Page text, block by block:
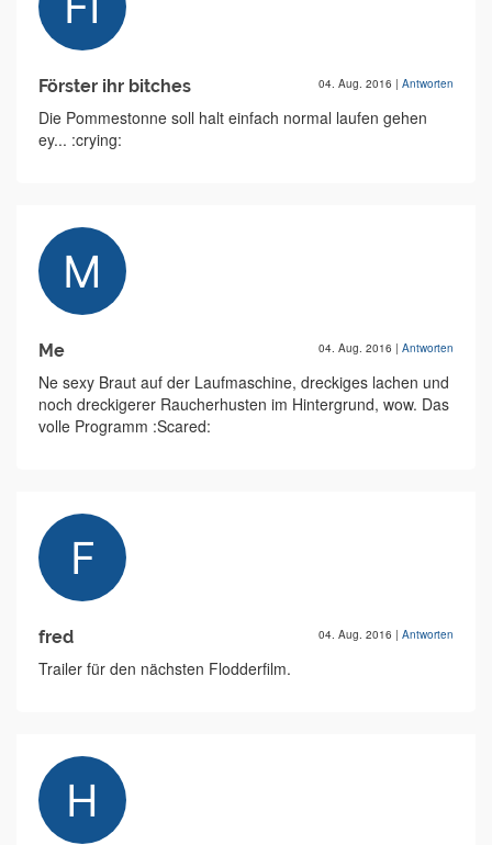
Förster ihr bitches 04. Aug. 2016 | Antworten
Die Pommestonne soll halt einfach normal laufen gehen
ey... :crying:
Me 04. Aug. 2016 | Antworten
Ne sexy Braut auf der Laufmaschine, dreckiges lachen und
noch dreckigerer Raucherhusten im Hintergrund, wow. Das
volle Programm :Scared:
fred 04. Aug. 2016 | Antworten
Trailer für den nächsten Flodderfilm.